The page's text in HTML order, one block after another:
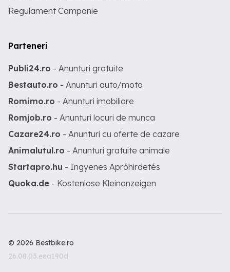
Regulament Campanie
Parteneri
Publi24.ro - Anunturi gratuite
Bestauto.ro - Anunturi auto/moto
Romimo.ro - Anunturi imobiliare
Romjob.ro - Anunturi locuri de munca
Cazare24.ro - Anunturi cu oferte de cazare
Animalutul.ro - Anunturi gratuite animale
Startapro.hu - Ingyenes Apróhirdetés
Quoka.de - Kostenlose Kleinanzeigen
© 2026 Bestbike.ro
26.08.03.eea190d